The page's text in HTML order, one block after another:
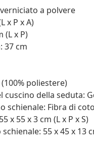
a polvere
x P x A)
(L x P)
37 cm
poliestere)
della seduta:
schienale: Fibra di
x 55 x 3 cm (L x P x S)
55 x 45 x 13